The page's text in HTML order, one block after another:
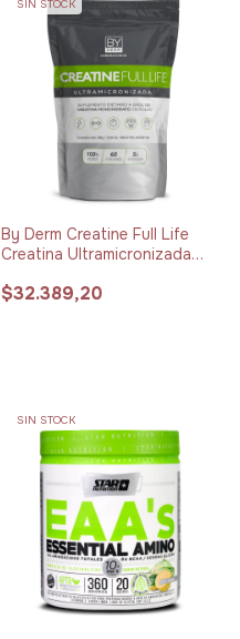
SIN STOCK
By Derm Creatine Full Life
Creatina Ultramicronizada
$32.389,20
SIN STOCK